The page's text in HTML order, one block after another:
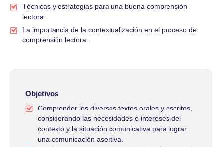
Técnicas y estrategias para una buena comprensión
lectora.
La importancia de la contextualización en el proceso de
comprensión lectora..
Objetivos
Comprender los diversos textos orales y escritos,
considerando las necesidades e intereses del
contexto y la situación comunicativa para lograr
una comunicación asertiva.